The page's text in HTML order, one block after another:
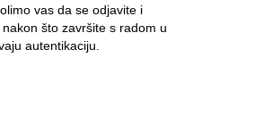
vas da se odjavite i
što završite s radom u
autentikaciju.